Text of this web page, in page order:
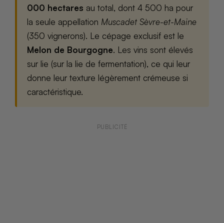
000 hectares au total, dont 4 500 ha pour
la seule appellation Muscadet Sèvre-et-Maine
(350 vignerons). Le cépage exclusif est le
Melon de Bourgogne. Les vins sont élevés
sur lie (sur la lie de fermentation), ce qui leur
donne leur texture légèrement crémeuse si
caractéristique.
PUBLICITÉ